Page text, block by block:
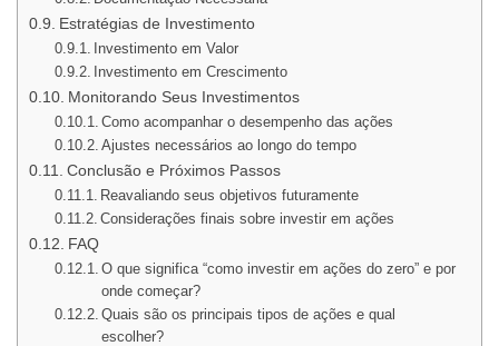
Estratégias de Investimento
Investimento em Valor
Investimento em Crescimento
Monitorando Seus Investimentos
Como acompanhar o desempenho das ações
Ajustes necessários ao longo do tempo
Conclusão e Próximos Passos
Reavaliando seus objetivos futuramente
Considerações finais sobre investir em ações
FAQ
O que significa “como investir em ações do zero” e por
onde começar?
Quais são os principais tipos de ações e qual
escolher?